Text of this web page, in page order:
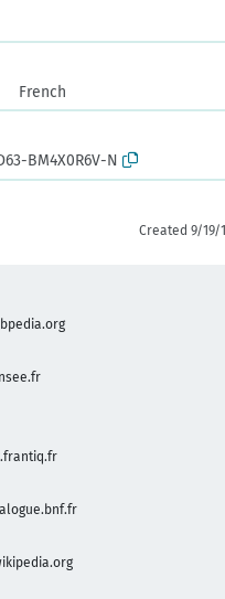
French
BM4X0R6V-N
Created 9/19/